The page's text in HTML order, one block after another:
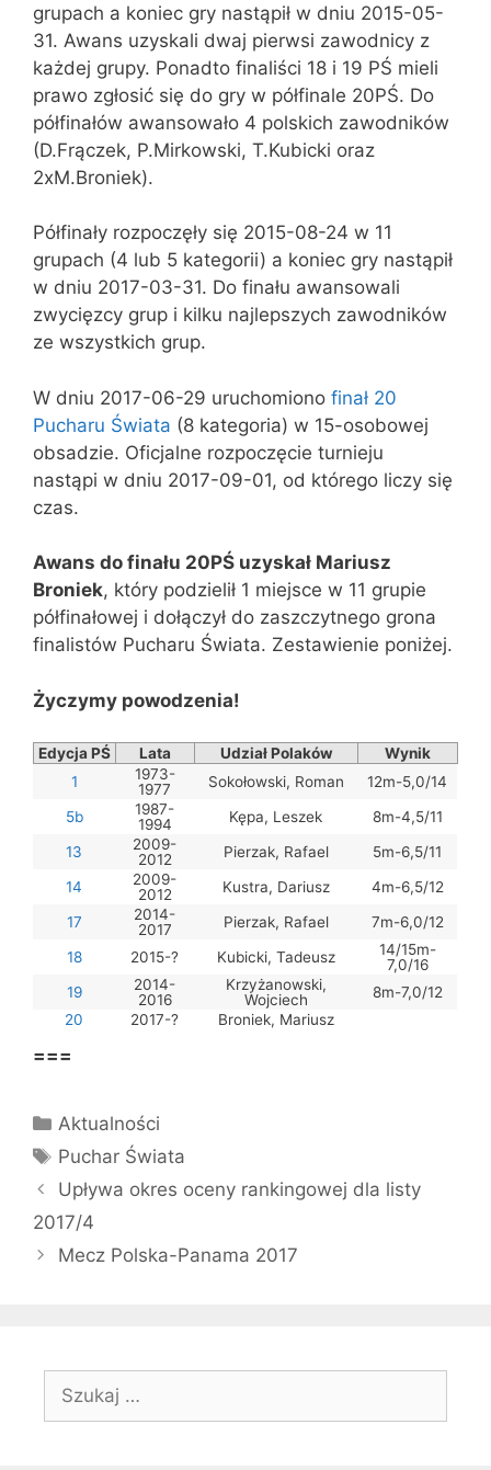
grupach a koniec gry nastąpił w dniu 2015-05-
31. Awans uzyskali dwaj pierwsi zawodnicy z
każdej grupy. Ponadto finaliści 18 i 19 PŚ mieli
prawo zgłosić się do gry w półfinale 20PŚ. Do
półfinałów awansowało 4 polskich zawodników
(D.Frączek, P.Mirkowski, T.Kubicki oraz
2xM.Broniek).
Półfinały rozpoczęły się 2015-08-24 w 11
grupach (4 lub 5 kategorii) a koniec gry nastąpił
w dniu 2017-03-31. Do finału awansowali
zwycięzcy grup i kilku najlepszych zawodników
ze wszystkich grup.
W dniu 2017-06-29 uruchomiono finał 20
Pucharu Świata (8 kategoria) w 15-osobowej
obsadzie. Oficjalne rozpoczęcie turnieju
nastąpi w dniu 2017-09-01, od którego liczy się
czas.
Awans do finału 20PŚ uzyskał Mariusz
Broniek, który podzielił 1 miejsce w 11 grupie
półfinałowej i dołączył do zaszczytnego grona
finalistów Pucharu Świata. Zestawienie poniżej.
Życzymy powodzenia!
Edycja PŚ Lata Udział Polaków
Wynik
1
1973-
1977
Sokołowski, Roman
12m-5,0/14
5b
1987-
1994
Kępa, Leszek
8m-4,5/11
13
2009-
2012
Pierzak, Rafael
5m-6,5/11
14
2009-
2012
Kustra, Dariusz
4m-6,5/12
17
2014-
2017
Pierzak, Rafael
7m-6,0/12
18
2015-? Kubicki, Tadeusz
14/15m-
7,0/16
19
2014-
2016
Krzyżanowski,
Wojciech
8m-7,0/12
20
2017-? Broniek, Mariusz
===
Kategorie
Aktualności
Tagi
Puchar Świata
Upływa okres oceny rankingowej dla listy
2017/4
Mecz Polska-Panama 2017
Szukaj: